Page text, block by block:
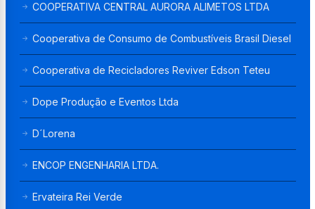
COOPERATIVA CENTRAL AURORA ALIMETOS LTDA
Cooperativa de Consumo de Combustíveis Brasil Diesel
Cooperativa de Recicladores Reviver Edson Teteu
Dope Produção e Eventos Ltda
D´Lorena
ENCOP ENGENHARIA LTDA.
Ervateira Rei Verde